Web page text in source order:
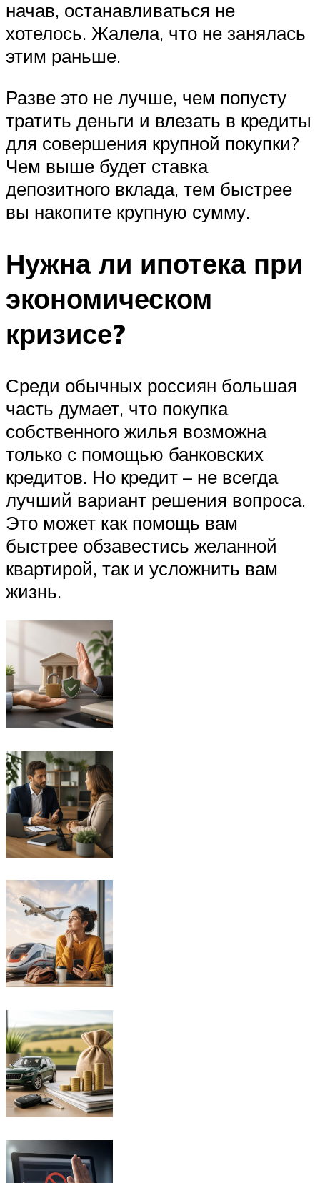
начав, останавливаться не
хотелось. Жалела, что не занялась
этим раньше.
Разве это не лучше, чем попусту
тратить деньги и влезать в кредиты
для совершения крупной покупки?
Чем выше будет ставка
депозитного вклада, тем быстрее
вы накопите крупную сумму.
Нужна ли ипотека при
экономическом
кризисе?
Среди обычных россиян большая
часть думает, что покупка
собственного жилья возможна
только с помощью банковских
кредитов. Но кредит – не всегда
лучший вариант решения вопроса.
Это может как помощь вам
быстрее обзавестись желанной
квартирой, так и усложнить вам
жизнь.